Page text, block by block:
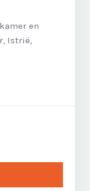
en
Istrië,